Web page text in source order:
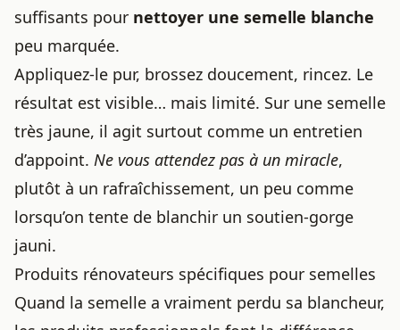
suffisants pour nettoyer une semelle blanche
peu marquée.
Appliquez-le pur, brossez doucement, rincez. Le
résultat est visible… mais limité. Sur une semelle
très jaune, il agit surtout comme un entretien
d’appoint. Ne vous attendez pas à un miracle,
plutôt à un rafraîchissement, un peu comme
lorsqu’on tente de blanchir un soutien-gorge
jauni.
Produits rénovateurs spécifiques pour semelles
Quand la semelle a vraiment perdu sa blancheur,